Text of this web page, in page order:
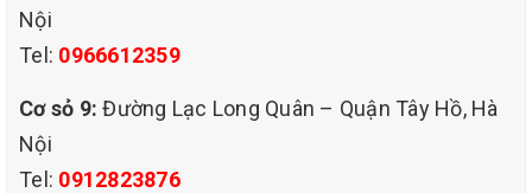
Bảo dưỡng và kéo dài tuổi thọ của sofa
bằng cách vệ sinh ghế sofa thường xuyên
bạn sẽ loại bỏ được những tác nhân gây
hại như bụi, chất bẩn, dầu mỡ. Điều này
Nội
Tel: 0966612359
Cơ sỏ 9: Đường Lạc Long Quân – Quận Tây Hồ, Hà
Nội
Tel: 0912823876